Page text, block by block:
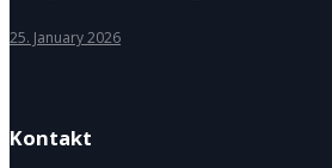
25. January 2026
Kontakt